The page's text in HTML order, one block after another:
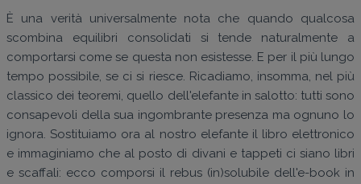
È una verità universalmente nota che quando qualcosa
scombina equilibri consolidati si tende naturalmente a
comportarsi come se questa non esistesse. E per il più lungo
tempo possibile, se ci si riesce. Ricadiamo, insomma, nel più
classico dei teoremi, quello dell'elefante in salotto: tutti sono
consapevoli della sua ingombrante presenza ma ognuno lo
ignora. Sostituiamo ora al nostro elefante il libro elettronico
e immaginiamo che al posto di divani e tappeti ci siano libri
e scaffali: ecco comporsi il rebus (in)solubile dell'e-book in